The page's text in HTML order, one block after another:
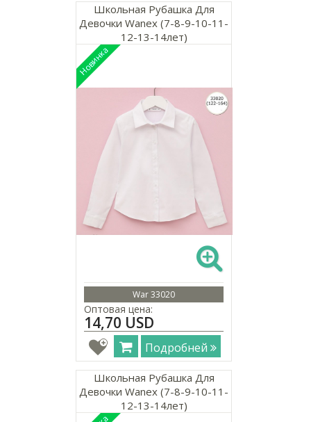
Школьная Рубашка Для
Девочки Wanex (7-8-9-10-11-
12-13-14лет)
War 33020
Оптовая цена:
14,70 USD
Подробней
Школьная Рубашка Для
Девочки Wanex (7-8-9-10-11-
12-13-14лет)